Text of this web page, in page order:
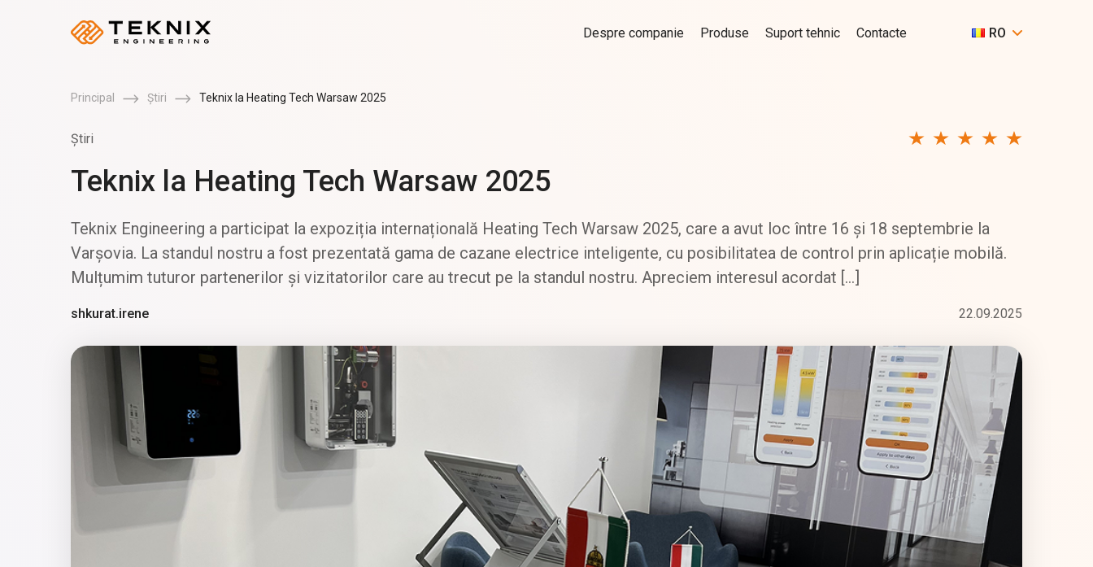
Despre companie Produse Suport tehnic Contacte RO
Principal Știri Teknix la Heating Tech Warsaw 2025
Știri
Teknix la Heating Tech Warsaw 2025
Teknix Engineering a participat la expoziția internațională Heating Tech Warsaw 2025, care a avut loc între 16 și 18 septembrie la
Varșovia. La standul nostru a fost prezentată gama de cazane electrice inteligente, cu posibilitatea de control prin aplicație mobilă.
Mulțumim tuturor partenerilor și vizitatorilor care au trecut pe la standul nostru. Apreciem interesul acordat […]
shkurat.irene 22.09.2025